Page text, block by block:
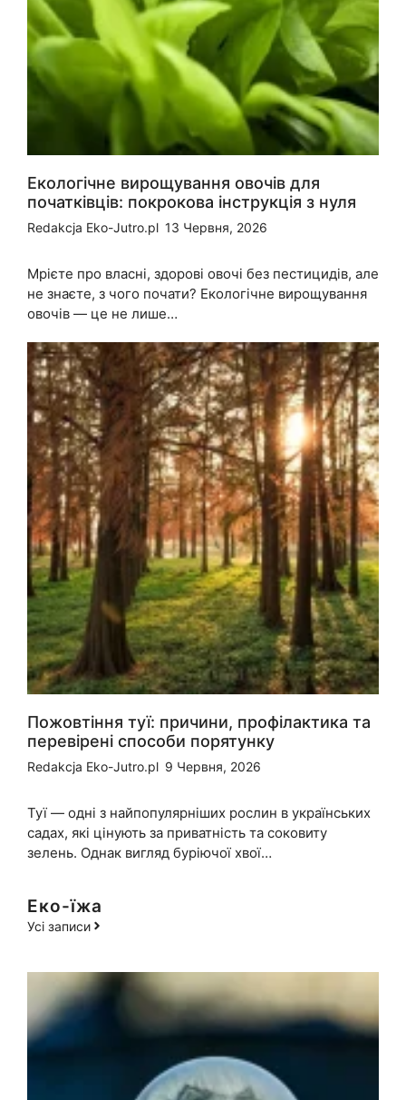
Екологічне вирощування овочів для
початківців: покрокова інструкція з нуля
Redakcja Eko-Jutro.pl 13 Червня, 2026
Мрієте про власні, здорові овочі без пестицидів, але
не знаєте, з чого почати? Екологічне вирощування
овочів — це не лише…
Пожовтіння туї: причини, профілактика та
перевірені способи порятунку
Redakcja Eko-Jutro.pl 9 Червня, 2026
Туї — одні з найпопулярніших рослин в українських
садах, які цінують за приватність та соковиту
зелень. Однак вигляд буріючої хвої…
Еко-їжа
Усі записи